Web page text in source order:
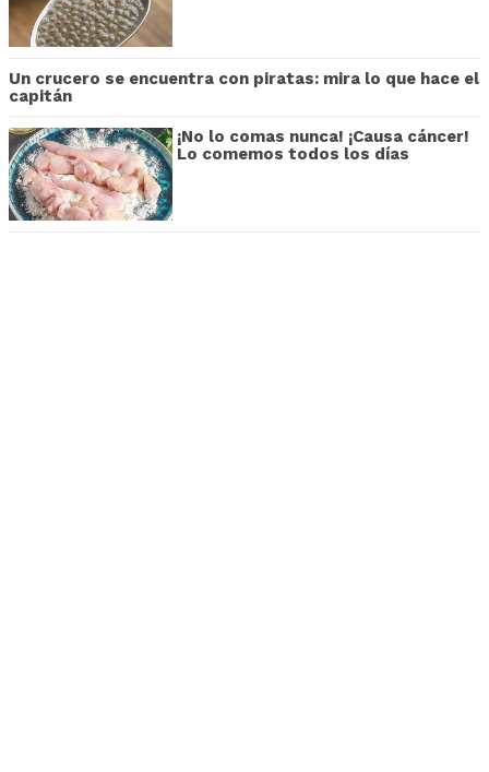
Un crucero se encuentra con piratas: mira lo que hace el
capitán
¡No lo comas nunca! ¡Causa cáncer!
Lo comemos todos los días